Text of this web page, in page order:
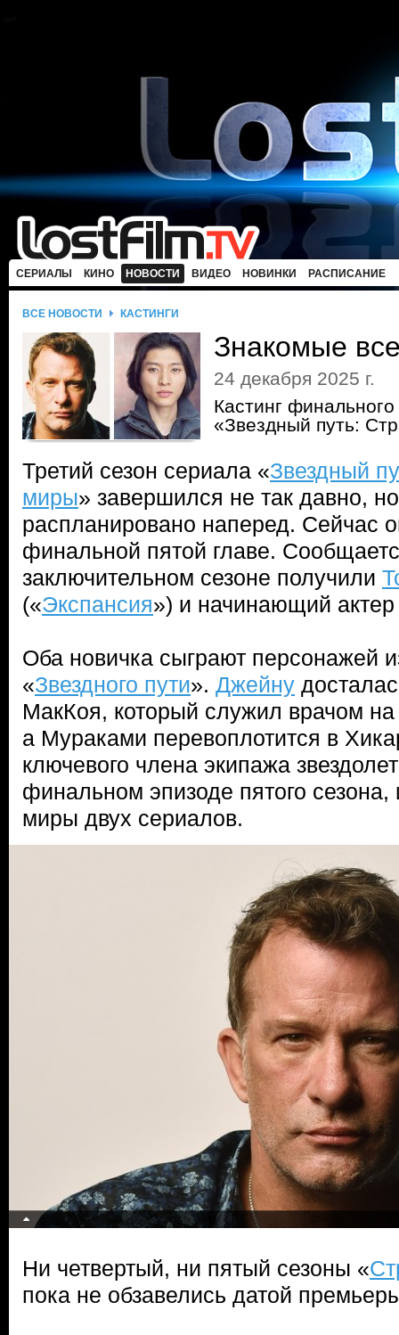
СЕРИАЛЫ КИНО НОВОСТИ ВИДЕО НОВИНКИ РАСПИСАНИЕ
ВСЕ НОВОСТИ КАСТИНГИ
Знакомые
24 декабря 2025 г.
Кастинг
«Звездный путь:
Третий сезон сериала «Звездный
миры» завершился не так давно,
распланировано наперед. Сейчас
финальной пятой главе.
заключительном сезоне получили
(«Экспансия») и начинающий
Оба новичка сыграют персонажей
«Звездного пути». Джейну
МакКоя, который служил врачом
а Мураками перевоплотится в
ключевого члена экипажа
финальном эпизоде пятого
миры двух сериалов.
Ни четвертый, ни пятый сезоны «
пока не обзавелись датой